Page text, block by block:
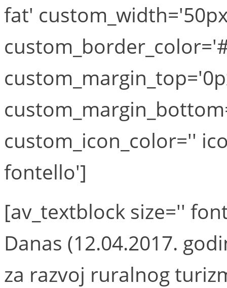
fat'
custom_icon_color=''
fontello']
[av_textblock size=''
Danas (12.04.2017.
za razvoj ruralnog